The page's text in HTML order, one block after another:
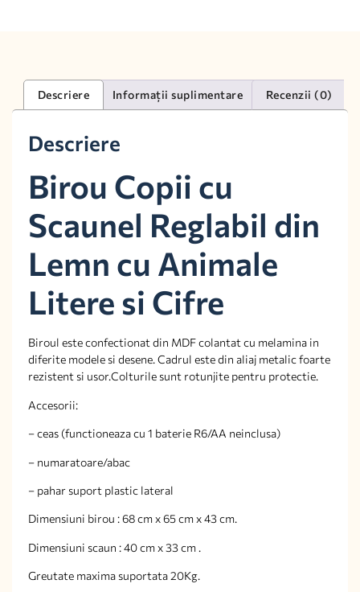
Descriere Informații suplimentare Recenzii (0)
Descriere
Birou Copii cu
Scaunel Reglabil din
Lemn cu Animale
Litere si Cifre
Biroul este confectionat din MDF colantat cu melamina in
diferite modele si desene. Cadrul este din aliaj metalic foarte
rezistent si usor.Colturile sunt rotunjite pentru protectie.
Accesorii:
– ceas (functioneaza cu 1 baterie R6/AA neinclusa)
– numaratoare/abac
– pahar suport plastic lateral
Dimensiuni birou : 68 cm x 65 cm x 43 cm.
Dimensiuni scaun : 40 cm x 33 cm .
Greutate maxima suportata 20Kg.